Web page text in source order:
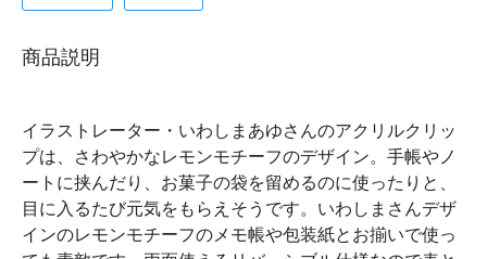
商品説明
イラストレーター・いわしまあゆさんのアクリルクリッ
プは、さわやかなレモンモチーフのデザイン。手帳やノ
ートに挟んだり、お菓子の袋を留めるのに使ったりと、
目に入るたび元気をもらえそうです。いわしまさんデザ
インのレモンモチーフのメモ帳や包装紙とお揃いで使っ